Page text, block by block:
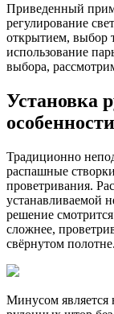
Приведенный
регулирование
открытием, выбор
использование
выбора,
Установка
особенности
Традиционно
распашные
проветривания.
устанавливаемой
решение
сложнее,
свёрнутом полотне.
Минусом является